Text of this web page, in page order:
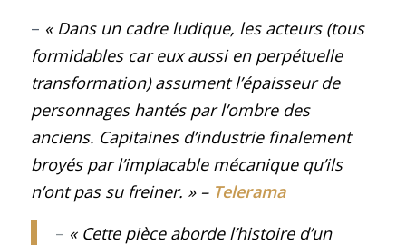
– « Dans un cadre ludique, les acteurs (tous
formidables car eux aussi en perpétuelle
transformation) assument l’épaisseur de
personnages hantés par l’ombre des
anciens. Capitaines d’industrie finalement
broyés par l’implacable mécanique qu’ils
n’ont pas su freiner. » – Telerama
– « Cette pièce aborde l’histoire d’un